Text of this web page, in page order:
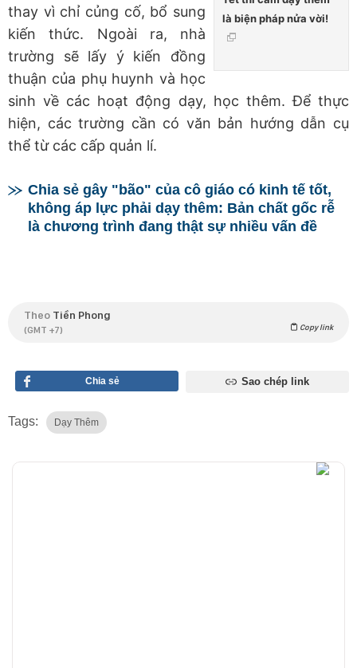
là biện pháp nửa vời!
thay vì chỉ củng cố, bổ sung
kiến thức. Ngoài ra, nhà
trường sẽ lấy ý kiến đồng
thuận của phụ huynh và học
sinh về các hoạt động dạy, học thêm. Để thực
hiện, các trường cần có văn bản hướng dẫn cụ
thể từ các cấp quản lí.
Chia sẻ gây "bão" của cô giáo có kinh tế tốt,
không áp lực phải dạy thêm: Bản chất gốc rễ
là chương trình đang thật sự nhiều vấn đề
Theo Tiền Phong
(GMT +7) Copy link
Chia sẻ Sao chép link
Tags: Dạy Thêm